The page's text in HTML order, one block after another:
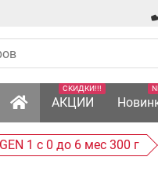
АКЦИИ
СКИДКИ!!!
1 с 0 до 6 мес 300 г